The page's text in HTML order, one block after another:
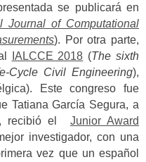
se publicará en
Journal of Computational
). Por otra parte,
IALCCE 2018 (The sixth
Cycle Civil Engineering),
Este congreso fue
Tatiana García Segura, a
, recibió el Junior Award
investigador, con una
vez que un español